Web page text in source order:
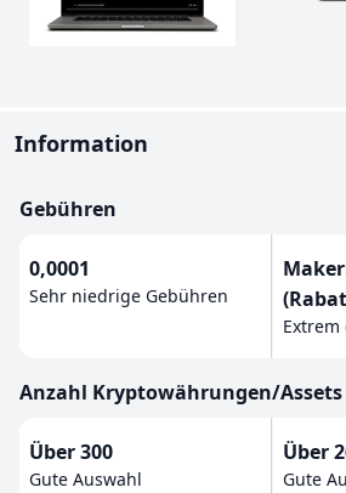
Information
Gebühren
0,0001
Sehr niedrige Gebühren
Anzahl Kryptowährungen/Assets
Über 300
Gute Auswahl
Über
Gute